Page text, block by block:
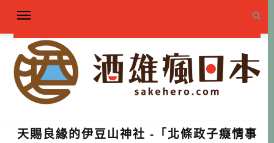
天賜良緣的伊豆山神社 -「北條政子癡情事